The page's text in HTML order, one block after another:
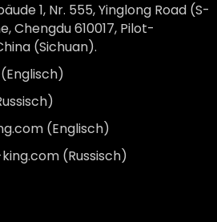
1, Nr. 555, Yinglong Road (S-
Chengdu 610017, Pilot-
(Sichuan).
(Englisch)
(Russisch)